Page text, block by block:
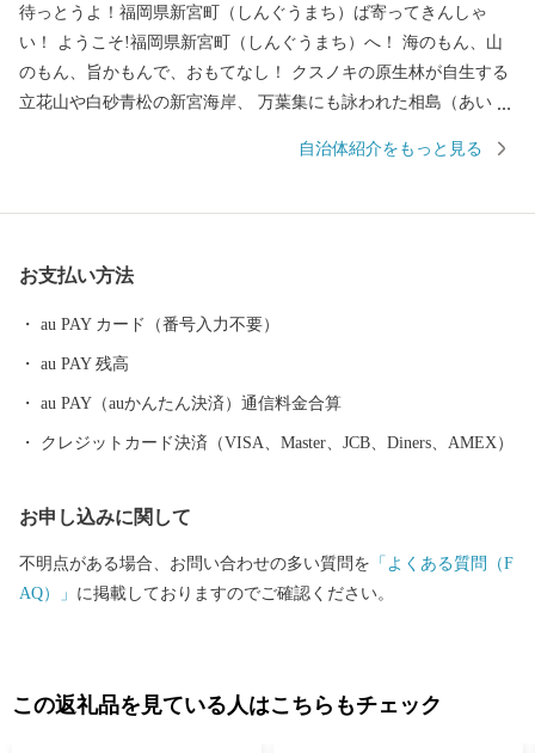
待っとうよ！福岡県新宮町（しんぐうまち）ば寄ってきんしゃ
い！ ようこそ!福岡県新宮町（しんぐうまち）へ！ 海のもん、山
のもん、旨かもんで、おもてなし！ クスノキの原生林が自生する
立花山や白砂青松の新宮海岸、 万葉集にも詠われた相島（あいの
茂」が多くのメディアにも取り上げられています。 優れた自然と
上げられた絶妙な塩加減の「明太子」や「干物」。 福岡グルメの
代表格「もつ鍋」。 新宮町でしか味わえない自慢の特産品をぜひ
自治体紹介をもっと見る
お支払い方法
au PAY カード（番号入力不要）
au PAY 残高
au PAY（auかんたん決済）通信料金合算
クレジットカード決済（VISA、Master、JCB、Diners、AMEX）
お申し込みに関して
不明点がある場合、お問い合わせの多い質問を 「よくある質問（F
AQ）」 に掲載しておりますのでご確認ください。
この返礼品を見ている人はこちらもチェック